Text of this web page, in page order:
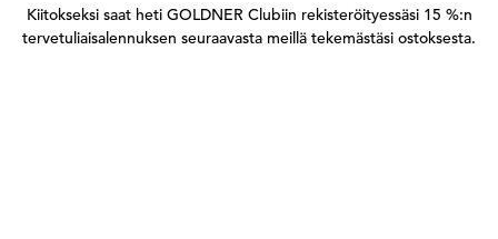
Kiitokseksi saat heti GOLDNER Clubiin rekisteröityessäsi 15 %:n
tervetuliaisalennuksen seuraavasta meillä tekemästäsi ostoksesta.